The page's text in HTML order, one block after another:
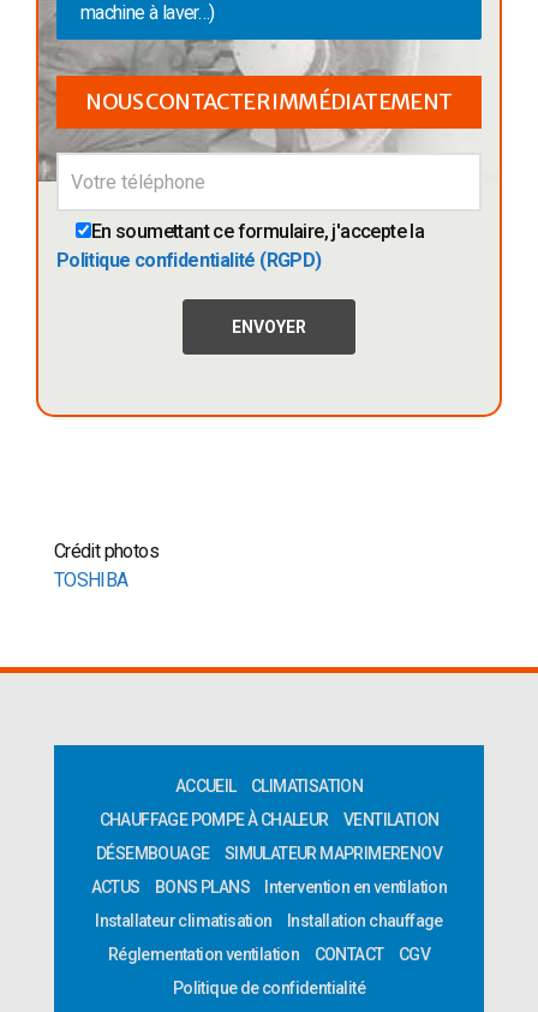
machine à laver…)
NOUS CONTACTER IMMÉDIATEMENT
En soumettant ce formulaire, j'accepte la
Politique confidentialité (RGPD)
Crédit photos
TOSHIBA
ACCUEIL
CLIMATISATION
CHAUFFAGE POMPE À CHALEUR
VENTILATION
DÉSEMBOUAGE
SIMULATEUR MAPRIMERENOV
ACTUS
BONS PLANS
Intervention en ventilation
Installateur climatisation
Installation chauffage
Réglementation ventilation
CONTACT
CGV
Politique de confidentialité